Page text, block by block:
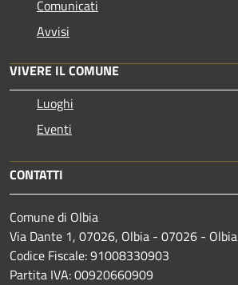
Comunicati
Avvisi
VIVERE IL COMUNE
Luoghi
Eventi
CONTATTI
Comune di Olbia
Via Dante 1, 07026, Olbia - 07026 - Olbia
Codice Fiscale: 91008330903
Partita IVA: 00920660909